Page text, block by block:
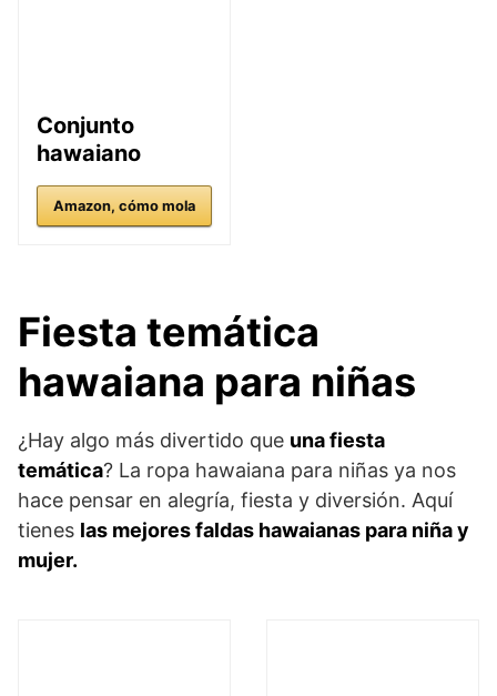
Conjunto
hawaiano
Amazon, cómo mola
Fiesta temática
hawaiana para niñas
¿Hay algo más divertido que una fiesta
temática? La ropa hawaiana para niñas ya nos
hace pensar en alegría, fiesta y diversión. Aquí
tienes las mejores faldas hawaianas para niña y
mujer.